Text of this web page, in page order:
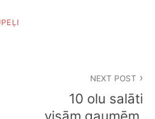
NEXT POST
10 olu salāti
visām gaumēm.